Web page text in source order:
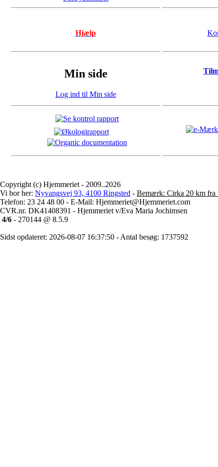
Hjælp
Min side
Log ind til Min side
Copyright (c) Hjemmeriet - 2009..2026
Vi bor her: Nyvangsvej 93, 4100 Ringsted - Bemærk: Cirka 20 km fra
Telefon: 23 24 48 00 - E-Mail: Hjemmeriet@Hjemmeriet.com
CVR.nr. DK41408391 - Hjemmeriet v/Eva Maria Jochimsen
4/6 - 270144 @ 8.5.9
Sidst opdateret: 2026-08-07 16:37:50 - Antal besøg: 1737592